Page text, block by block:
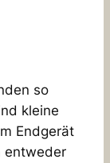
so
kleine
Endgerät
entweder